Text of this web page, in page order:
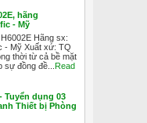
hãng
- Mỹ
Hãng sx:
- Mỹ Xuất xứ: TQ
thời từ cả bề mặt
đồng đề...
Read
Tuyển dụng 03
Thiết bị Phòng